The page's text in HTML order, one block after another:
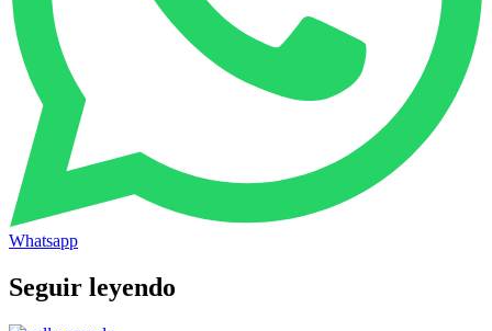
Whatsapp
Seguir leyendo